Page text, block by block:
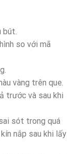
bút.
so với mã
vàng trên que.
trước và sau khi
sót trong quá
nắp sau khi lấy